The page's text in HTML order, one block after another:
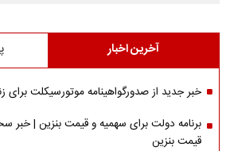
آخرین اخبار
خبر جدید از صدورگواهینامه موتورسیکلت برای
برنامه دولت برای سهمیه و قیمت بنزین | خبر
قیمت بنزین